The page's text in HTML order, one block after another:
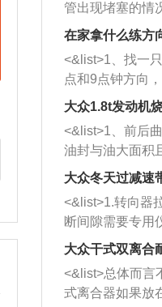
管出现堵塞的情
者是细棍，直接
堵塞情况比较严
施。 <&list>2、
杂物推到排气管
三元催化器拆解
西取出来。但
的堵塞，就需要
洗剂对堵塞的情
放在燃油箱中，
动时，就可以和
室，最后形成废
催化器得到清洗
能够得到解决。
在家拿什么练方
<&list>1、找一
点和9点钟方向
方向做一个标记
一圈半的练习，
圈数。 <&list>3
习，这样就可以
驾驶车辆时，
向。
大众1.8t发动机
<&list>1、前后
油封与油大面积
和发动机内持续
逐渐减弱，导致
活塞间隙过大：
的间隙扩大，导
造成烧机油。
机油粘度过小
象，机油粘度过
大众冬天过减速
<&list>1.转向器
断间隙需要专用
无法制作，需要
店；<&list>2.车
裂，破裂后会出
损严重，磨损的
大众干式双离合
<&list>总体而言
式离合器如果放